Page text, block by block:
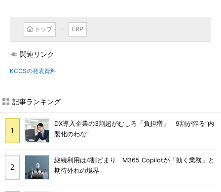
トップ ERP
関連リンク
KCCSの発表資料
記事ランキング
DX導入企業の3割超がむしろ「負担増」 9割が陥る“内
製化のわな”
継続利用は4割どまり M365 Copilotが「効く業務」と
期待外れの境界